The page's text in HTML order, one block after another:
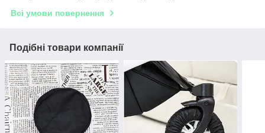
Всі умови повернення
Подібні товари компанії